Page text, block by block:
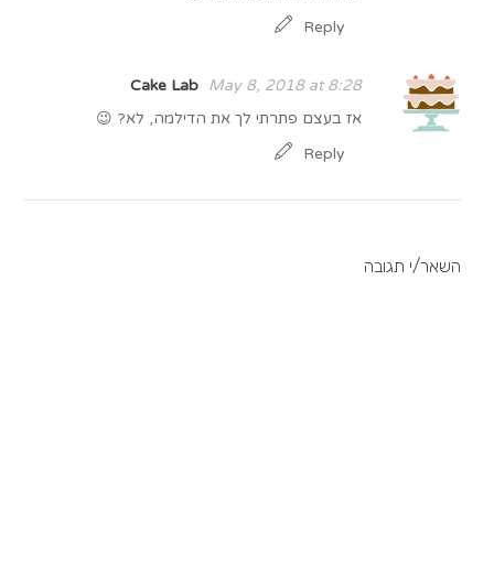
Reply
Cake Lab
May 8, 2018 at 8:28
אז בעצם פתרתי לך את הדילמה, לא? 😉
Reply
השאר/י תגובה